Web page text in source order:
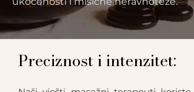
Preciznost i intenzitet: